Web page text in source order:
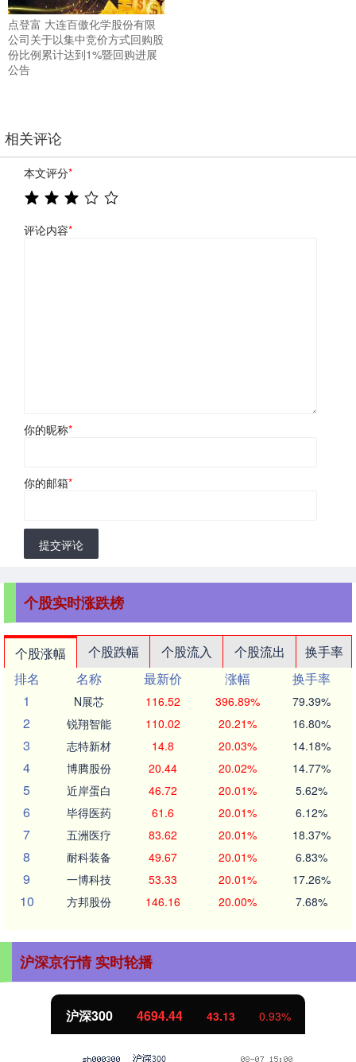
点登富 大连百傲化学股份有限
公司关于以集中竞价方式回购股
份比例累计达到1%暨回购进展
公告
相关评论
本文评分*
评论内容*
你的昵称*
你的邮箱*
提交评论
个股实时涨跌榜
个股涨幅 个股跌幅 个股流入 个股流出
换手率
排名
名称 最新价 涨幅
换手率
1
N展芯 116.52 396.89% 79.39%
2 锐翔智能 110.02 20.21% 16.80%
3 志特新材 14.8 20.03% 14.18%
4 博腾股份 20.44 20.02% 14.77%
5 近岸蛋白 46.72 20.01% 5.62%
6 毕得医药 61.6 20.01% 6.12%
7 五洲医疗 83.62 20.01% 18.37%
8 耐科装备 49.67 20.01% 6.83%
9 一博科技 53.33 20.01% 17.26%
10 方邦股份 146.16 20.00% 7.68%
沪深京行情 实时轮播
沪深300 4694.44 43.13 0.93%